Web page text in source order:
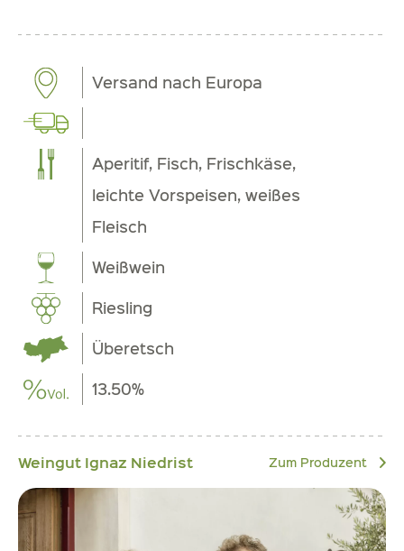
Versand nach Europa
Aperitif, Fisch, Frischkäse,
leichte Vorspeisen, weißes
Fleisch
Weißwein
Riesling
Überetsch
13.50%
Weingut Ignaz Niedrist Zum Produzent